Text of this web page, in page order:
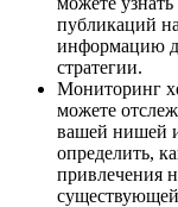
публикаций
информацию
стратегии.
Мониторинг
можете
вашей нишей
определить,
привлечения